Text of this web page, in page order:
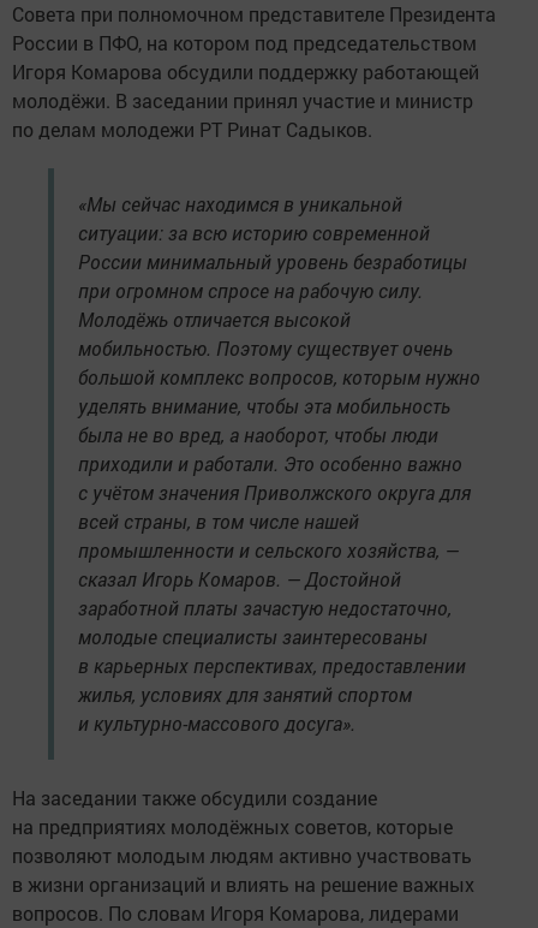
Совета при полномочном представителе Президента
России в ПФО, на котором под председательством
Игоря Комарова обсудили поддержку работающей
молодёжи. В заседании принял участие и министр
по делам молодежи РТ Ринат Садыков.
«Мы сейчас находимся в уникальной
ситуации: за всю историю современной
России минимальный уровень безработицы
при огромном спросе на рабочую силу.
Молодёжь отличается высокой
мобильностью. Поэтому существует очень
большой комплекс вопросов, которым нужно
уделять внимание, чтобы эта мобильность
была не во вред, а наоборот, чтобы люди
приходили и работали. Это особенно важно
с учётом значения Приволжского округа для
всей страны, в том числе нашей
промышленности и сельского хозяйства, —
сказал Игорь Комаров. — Достойной
заработной платы зачастую недостаточно,
молодые специалисты заинтересованы
в карьерных перспективах, предоставлении
жилья, условиях для занятий спортом
и культурно-массового досуга».
На заседании также обсудили создание
на предприятиях молодёжных советов, которые
позволяют молодым людям активно участвовать
в жизни организаций и влиять на решение важных
вопросов. По словам Игоря Комарова, лидерами